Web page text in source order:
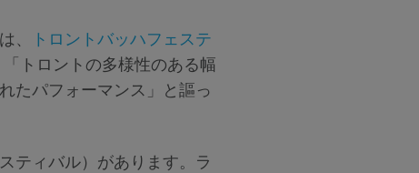
、
トロントバッハフェステ
トロントの多様性のある幅
たパフォーマンス」と謳っ
ティバル）があります。ラ